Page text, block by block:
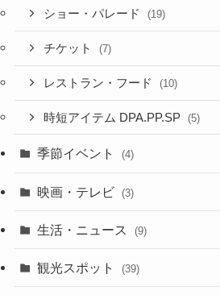
ショー・パレード (19)
チケット (7)
レストラン・フード (10)
時短アイテム DPA.PP.SP (5)
季節イベント (4)
映画・テレビ (3)
生活・ニュース (9)
観光スポット (39)